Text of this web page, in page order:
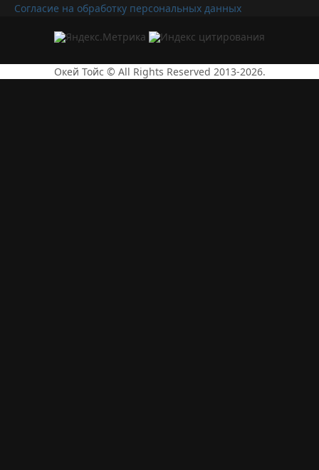
Согласие на обработку персональных данных
Окей Тойс © All Rights Reserved 2013-2026.